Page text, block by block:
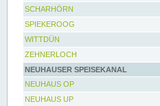
SCHARHÖRN
SPIEKEROOG
WITTDÜN
ZEHNERLOCH
NEUHAUSER SPEISEKANAL
NEUHAUS OP
NEUHAUS UP